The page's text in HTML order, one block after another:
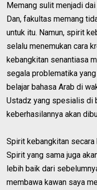
Memang sulit menjadi
Dan, fakultas memang
untuk itu. Namun, spirit
selalu menemukan cara
kebangkitan senantiasa
segala problematika
belajar bahasa Arab di
Ustadz yang spesialis di
keberhasilannya akan
Spirit kebangkitan secara
Spirit yang sama juga
lebih baik dari
membawa kawan saya